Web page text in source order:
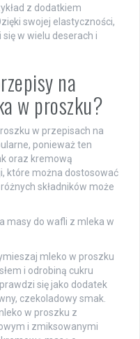
z dodatkiem
swojej elastyczności,
w wielu deserach i
na
w proszku?
w przepisach na
ponieważ ten
oraz kremową
które można dostosować
składników może
masy do wafli z mleka w
mleko w proszku
i odrobiną cukru
się jako dodatek
czekoladowy smak.
w proszku z
i zmiksowanymi